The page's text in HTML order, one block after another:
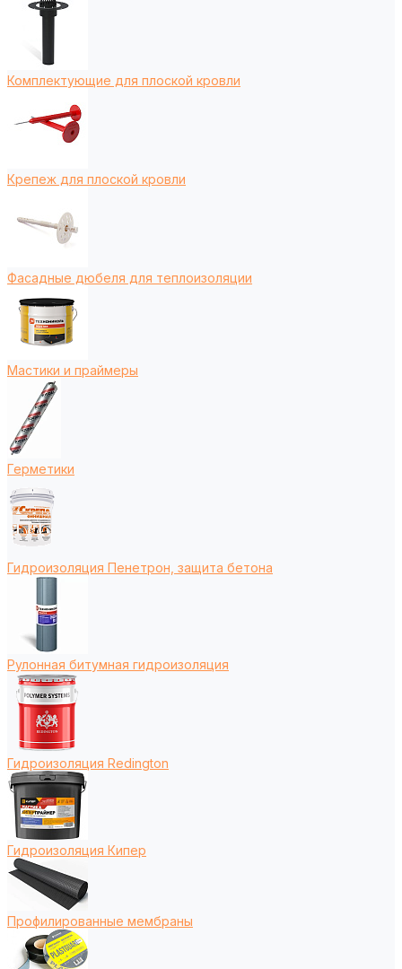
Комплектующие для плоской кровли
Крепеж для плоской кровли
Фасадные дюбеля для теплоизоляции
Мастики и праймеры
Герметики
Гидроизоляция Пенетрон, защита бетона
Рулонная битумная гидроизоляция
Гидроизоляция Redington
Гидроизоляция Кипер
Профилированные мембраны